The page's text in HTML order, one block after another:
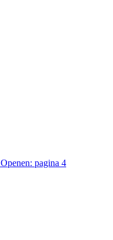
Openen: pagina 4